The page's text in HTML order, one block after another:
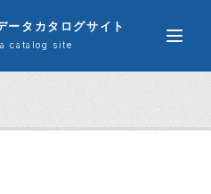
ータカタログサイト
catalog site